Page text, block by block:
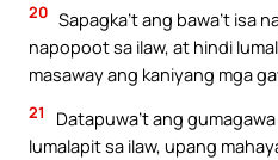
20 Sapagka’t ang bawa’t isa
napopoot sa ilaw, at hindi
masaway ang kaniyang mga
21
Datapuwa’t ang
lumalapit sa ilaw, upang